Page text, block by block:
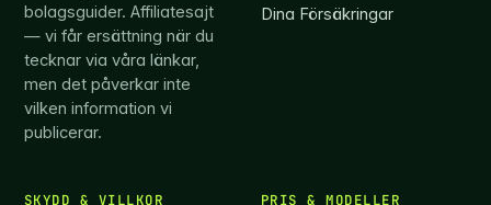
bolagsguider. Affiliatesajt
— vi får ersättning när du
tecknar via våra länkar,
men det påverkar inte
vilken information vi
publicerar.
Dina Försäkringar
SKYDD & VILLKOR PRIS & MODELLER